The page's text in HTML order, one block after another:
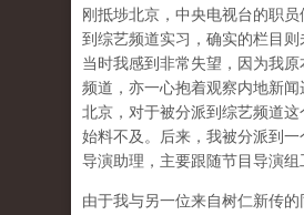
刚抵埗北京，中央电视台的职
到综艺频道实习，确实的栏目则
当时我感到非常失望，因为我
频道，亦一心抱着观察内地新闻
北京，对于被分派到综艺频道这
始料不及。后来，我被分派到
导演助理，主要跟随节目导演组
由于我与另一位来自树仁新传